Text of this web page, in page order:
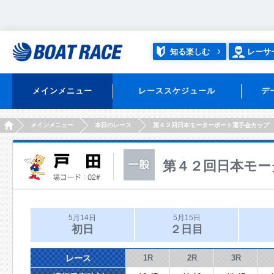
知る楽しむ レーサ
メインメニュー レーススケジュール デ
HOMEメインメニュー 本日のレース 第４２回日本モーターボート選手会カップ
第４２回日本モ
5月14日
初日
5月15日
２日目
レース 1R 2R 3R